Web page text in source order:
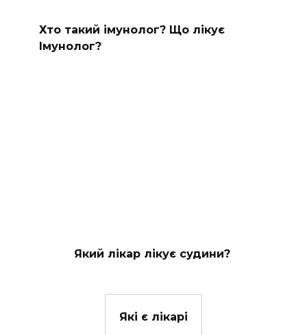
Хто такий імунолог? Що лікує
Імунолог?
Який лікар лікує судини?
Які є лікарі